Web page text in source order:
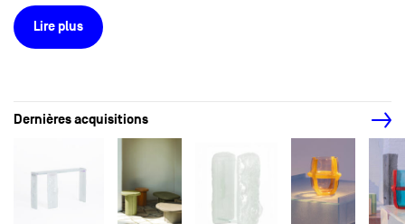
Lire plus
Dernières acquisitions